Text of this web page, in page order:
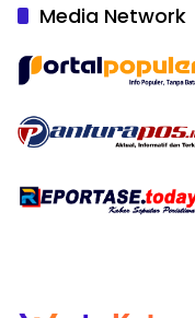
Media Network